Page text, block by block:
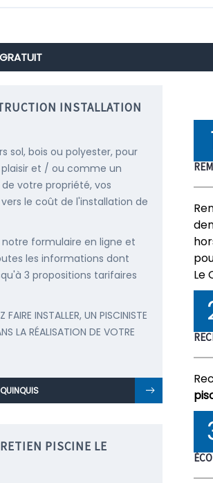
INSTALLATION
sol, bois ou polyester, pour
et / ou comme un
votre propriété, vos
le coût de l'installation de
formulaire en ligne et
les informations dont
3 propositions tarifaires
INSTALLER, UN PISCINISTE
LA RÉALISATION DE VOTRE
PISCINE LE
Le